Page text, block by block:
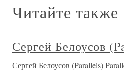
Читайте также
Сергей Белоусов
Сергей Белоусов (Parallels)